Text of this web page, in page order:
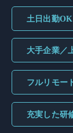
土日出勤OK
大手企業／
フルリモー
充実した研